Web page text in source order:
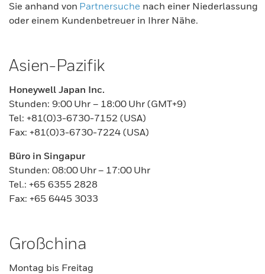
Sie anhand von Partnersuche nach einer Niederlassung
oder einem Kundenbetreuer in Ihrer Nähe.
Asien-Pazifik
Honeywell Japan Inc.
Stunden: 9:00 Uhr – 18:00 Uhr (GMT+9)
Tel: +81(0)3-6730-7152 (USA)
Fax: +81(0)3-6730-7224 (USA)
Büro in Singapur
Stunden: 08:00 Uhr – 17:00 Uhr
Tel.: +65 6355 2828
Fax: +65 6445 3033
Großchina
Montag bis Freitag